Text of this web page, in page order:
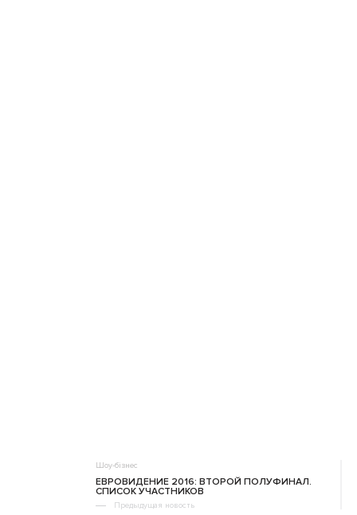
Шоу-бізнес
ЕВРОВИДЕНИЕ 2016: ВТОРОЙ ПОЛУФИНАЛ.
СПИСОК УЧАСТНИКОВ
Предыдущая новость